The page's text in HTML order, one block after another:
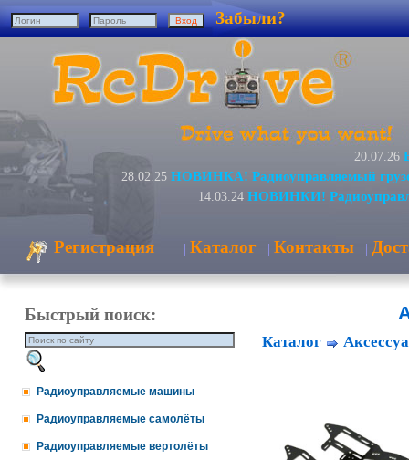
Забыли?
20.07.26
28.02.25 НОВИНКА! Радиоуправляемый
14.03.24 НОВИНКИ!
Регистрация | Каталог | Контакты |
Быстрый поиск:
Радиоуправляемые машины
Радиоуправляемые самолёты
Радиоуправляемые вертолёты
Каталог